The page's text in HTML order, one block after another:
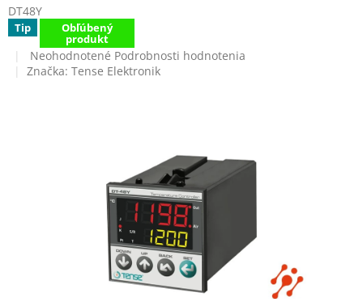
DT48Y
Tip Obľúbený
produkt
Priemerné
hodnotenie
Neohodnotené Podrobnosti hodnotenia
Značka: Tense Elektronik